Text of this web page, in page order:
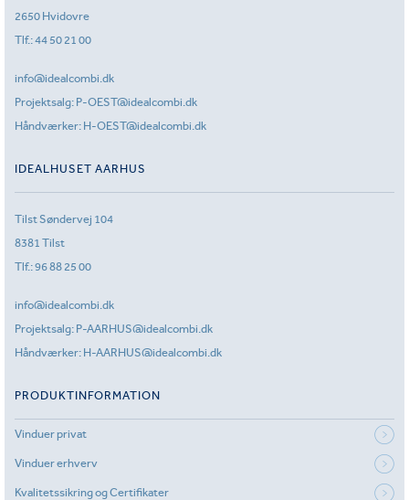
2650 Hvidovre
Tlf.:44 50 21 00
info@idealcombi.dk
Projektsalg: P-OEST@idealcombi.dk
Håndværker: H-OEST@idealcombi.dk
IDEALHUSET AARHUS
Tilst Søndervej 104
8381 Tilst
Tlf.:96 88 25 00
info@idealcombi.dk
Projektsalg: P-AARHUS@idealcombi.dk
Håndværker: H-AARHUS@idealcombi.dk
PRODUKTINFORMATION
Vinduer privat
Vinduer erhverv
Kvalitetssikring og Certifikater